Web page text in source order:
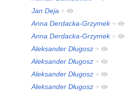
Jan Deja +
Anna Derdacka-Grzymek +
Anna Derdacka-Grzymek +
Aleksander Długosz +
Aleksander Długosz +
Aleksander Długosz +
Aleksander Długosz +